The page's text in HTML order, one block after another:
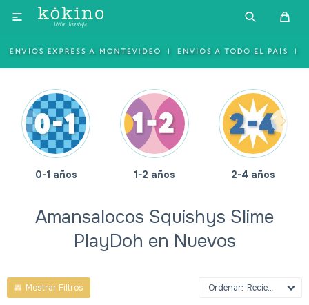

0-1 años 1-2 años 2-4 años
Amansalocos Squishys Slime
PlayDoh en Nuevos
Recientes